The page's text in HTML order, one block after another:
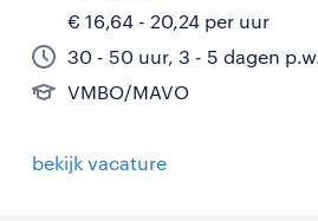
€ 16,64 - 20,24 per uur
30 - 50 uur, 3 - 5 dagen p.w.
VMBO/MAVO
bekijk vacature